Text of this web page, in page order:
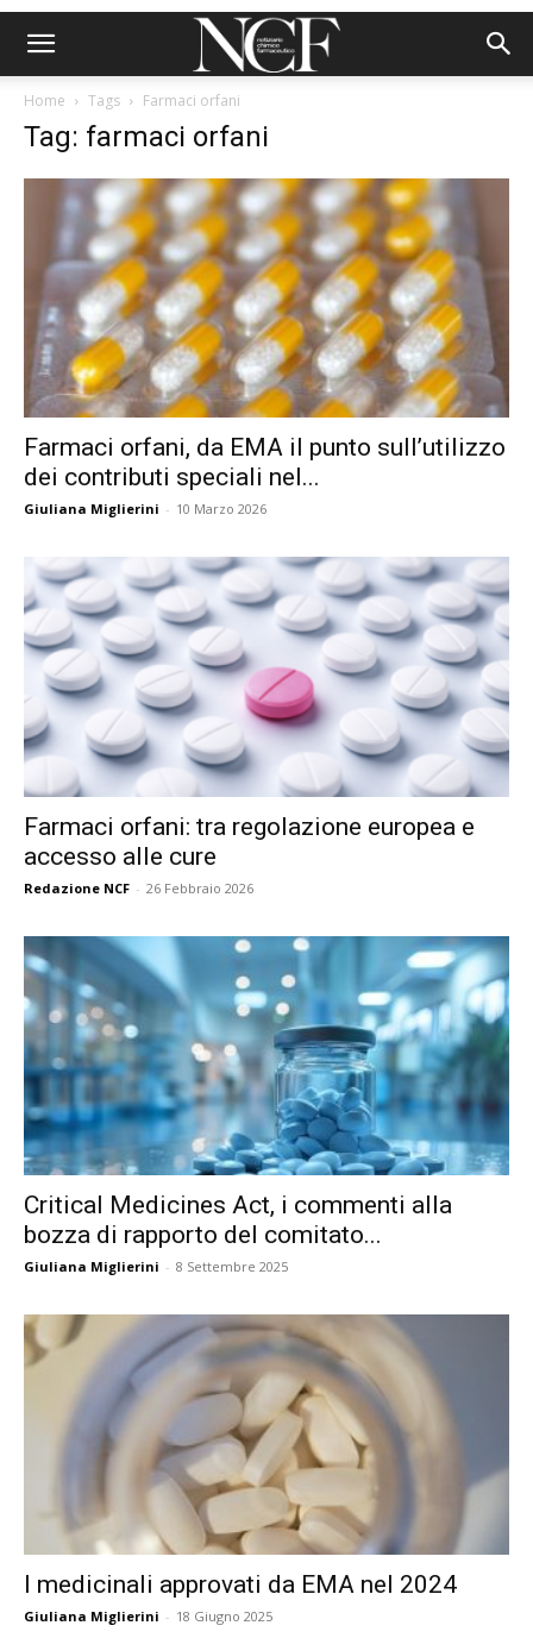
Home Tags Farmaci orfani
Tag: farmaci orfani
Farmaci orfani, da EMA il punto sull’utilizzo
dei contributi speciali nel...
Giuliana Miglierini - 10 Marzo 2026
Farmaci orfani: tra regolazione europea e
accesso alle cure
Redazione NCF - 26 Febbraio 2026
Critical Medicines Act, i commenti alla
bozza di rapporto del comitato...
Giuliana Miglierini - 8 Settembre 2025
I medicinali approvati da EMA nel 2024
Giuliana Miglierini - 18 Giugno 2025